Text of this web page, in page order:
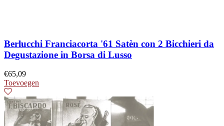
Berlucchi Franciacorta '61 Satèn con 2 Bicchieri da
Degustazione in Borsa di Lusso
€65,09
Toevoegen